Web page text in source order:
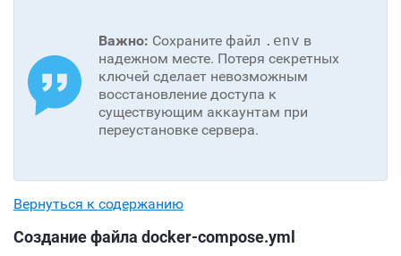
Важно: Сохраните файл .env в
надежном месте. Потеря секретных
ключей сделает невозможным
восстановление доступа к
существующим аккаунтам при
переустановке сервера.
Вернуться к содержанию
Создание файла docker-compose.yml